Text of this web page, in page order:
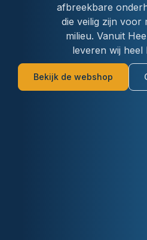
afbreekbare
die veilig zijn voor
milieu. Vanuit
leveren wij heel
Bekijk de webshop